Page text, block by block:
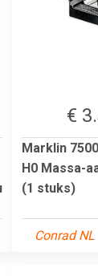
€ 3.
Marklin
H0 Massa-
(1 stuks)
Conrad NL